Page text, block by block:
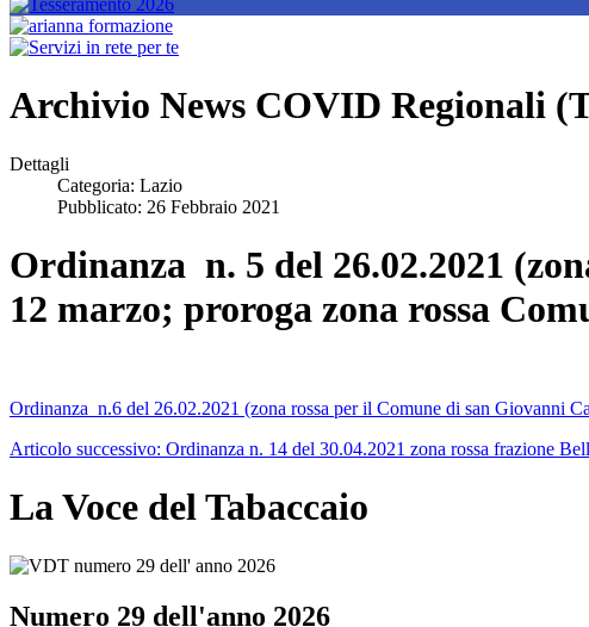
Archivio News COVID Regionali
Dettagli
Categoria: Lazio
Pubblicato: 26 Febbraio 2021
Ordinanza n. 5 del 26.02.2021
12 marzo; proroga zona rossa
Ordinanza n.6 del 26.02.2021 (zona rossa per il Comune di san Giovanni
Articolo successivo: Ordinanza n. 14 del 30.04.2021 zona rossa frazione
La Voce del Tabaccaio
Numero 29 dell'anno 2026